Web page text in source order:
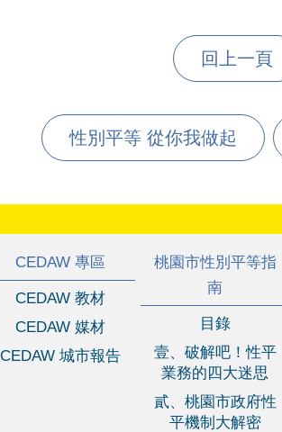
回上一頁
性別平等 從你我做起
CEDAW 專區
CEDAW 教材
CEDAW 媒材
CEDAW 城市報告
桃園市性別平等指
南
目錄
壹、破解吧！性平
業務的四大迷思
貳、桃園市政府性
平機制大解密